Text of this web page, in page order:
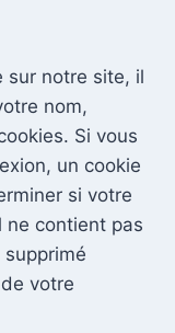
sur notre site, il
nom,
Si vous
un cookie
si votre
ne contient pas
votre